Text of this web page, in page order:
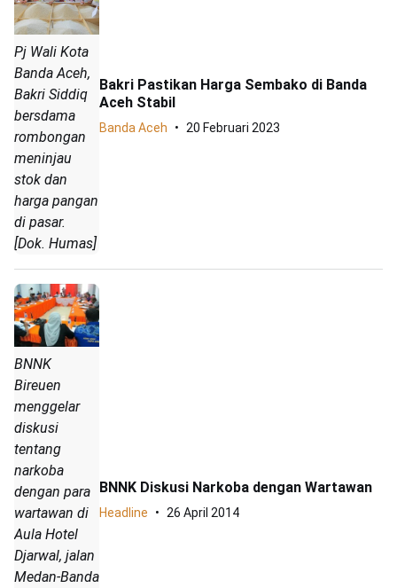
Pj Wali Kota
Banda Aceh,
Bakri Siddiq
bersdama
rombongan
meninjau
stok dan
harga pangan
di pasar.
[Dok. Humas]
Bakri Pastikan Harga Sembako di Banda
Aceh Stabil
Banda Aceh 20 Februari 2023
BNNK
Bireuen
menggelar
diskusi
tentang
narkoba
dengan para
wartawan di
Aula Hotel
Djarwal, jalan
Medan-Banda
BNNK Diskusi Narkoba dengan Wartawan
Headline 26 April 2014